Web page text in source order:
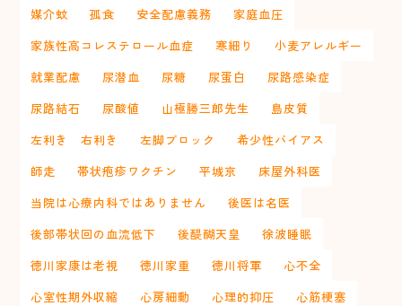
媒介蚊
孤食 安全配慮義務
家庭血圧
家族性高コレステロール血症
寒細り
小麦アレルギー
就業配慮
尿潜血 尿糖 尿蛋白
尿路感染症
尿路結石
尿酸値 山極勝三郎先生
島皮質
左利き 右利き
左脚ブロック
希少性バイアス
師走
帯状疱疹ワクチン 平城京
床屋外科医
当院は心療内科ではありません
後医は名医
後部帯状回の血流低下
後醍醐天皇
徐波睡眠
徳川家康は老視
徳川家重 徳川将軍
心不全
心室性期外収縮
心房細動 心理的抑圧
心筋梗塞